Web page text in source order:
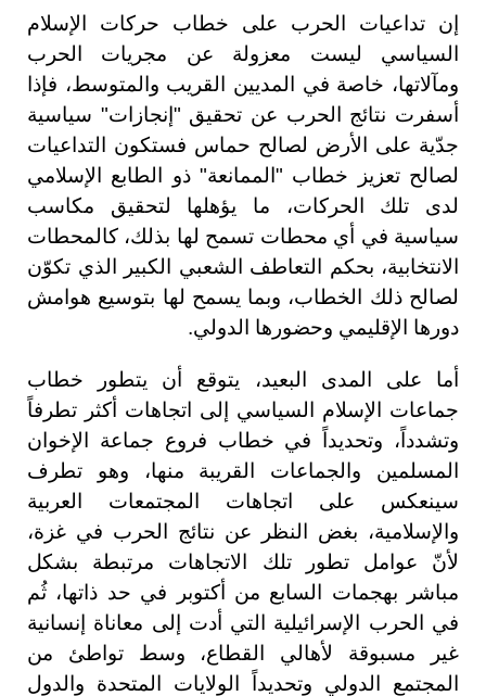
إن تداعيات الحرب على خطاب حركات الإسلام
السياسي ليست معزولة عن مجريات الحرب
ومآلاتها، خاصة في المديين القريب والمتوسط، فإذا
أسفرت نتائج الحرب عن تحقيق "إنجازات" سياسية
جدّية على الأرض لصالح حماس فستكون التداعيات
لصالح تعزيز خطاب "الممانعة" ذو الطابع الإسلامي
لدى تلك الحركات، ما يؤهلها لتحقيق مكاسب
سياسية في أي محطات تسمح لها بذلك، كالمحطات
الانتخابية، بحكم التعاطف الشعبي الكبير الذي تكوّن
لصالح ذلك الخطاب، وبما يسمح لها بتوسيع هوامش
دورها الإقليمي وحضورها الدولي.
أما على المدى البعيد، يتوقع أن يتطور خطاب
جماعات الإسلام السياسي إلى اتجاهات أكثر تطرفاً
وتشدداً، وتحديداً في خطاب فروع جماعة الإخوان
المسلمين والجماعات القريبة منها، وهو تطرف
سينعكس على اتجاهات المجتمعات العربية
والإسلامية، بغض النظر عن نتائج الحرب في غزة،
لأنّ عوامل تطور تلك الاتجاهات مرتبطة بشكل
مباشر بهجمات السابع من أكتوبر في حد ذاتها، ثُم
في الحرب الإسرائيلية التي أدت إلى معاناة إنسانية
غير مسبوقة لأهالي القطاع، وسط تواطئ من
المجتمع الدولي وتحديداً الولايات المتحدة والدول